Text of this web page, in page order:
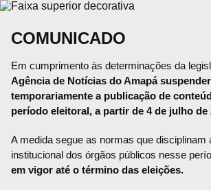
COMUNICADO
Em cumprimento às determinações da
Agência de Notícias do Amapá
temporariamente a publicação de
período eleitoral, a partir de 4 de julho de
A medida segue as normas que disciplinam
institucional dos órgãos públicos nesse
em vigor até o término das eleições.